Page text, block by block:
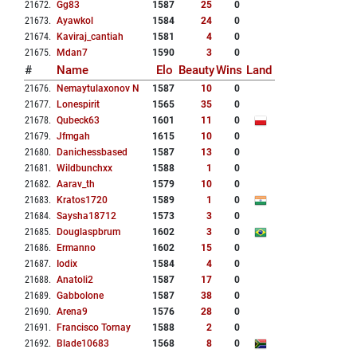
21672. Gg83 1587 25
0
21673. Ayawkol 1584 24
0
21674. Kaviraj_cantiah 1581 4
0
21675. Mdan7 1590 3 0
# Name Elo BeautyWins Land
21676. Nemaytulaxonov N 1587 10
0
21677. Lonespirit 1565 35
0
21678. Qubeck63 1601 11
0
21679. Jfmgah 1615 10
0
21680. Danichessbased 1587 13
0
21681 . Wildbunchxx 1588 1
0
21682. Aarav_th 1579 10
0
21683. Kratos1720 1589 1
0
21684. Saysha18712 1573 3
0
21685. Douglaspbrum 1602 3
0
21686. Ermanno 1602 15
0
21687. Iodix 1584 4
0
21688. Anatoli2 1587 17
0
21689. Gabbolone 1587 38
0
21690. Arena9 1576 28
0
21691 . Francisco Tornay 1588 2
0
21692. Blade10683 1568 8
0